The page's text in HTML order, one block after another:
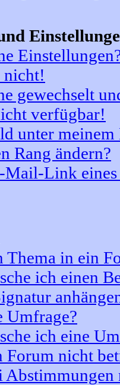
nicht!
gewechselt
verfügbar!
unter meinem
Rang ändern?
Mail-Link
Thema in ein
ich einen
Umfrage?
ich eine
nicht